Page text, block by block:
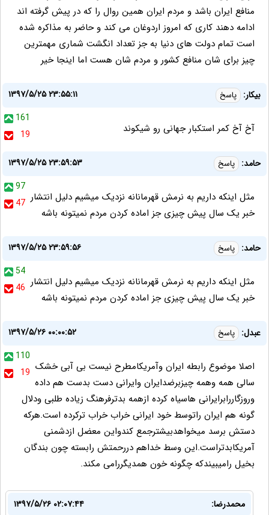
منافع ایران باشد و مردم ایران همین روال را که در پیش گرفته اند
ادامه دهند کاری که امروز اردوغان می کند و حاضر به مذاکره شده
است تمام دولت های دنیا به جز تعداد انگشت شماری مهمترین
چیز برای شان منافع کشور و مردم شان هست اما اینجا خیر
بیکار: پاسخ
۱۳۹۷/۵/۲۵ ۲۳:۵۵:۱۱
161
19
آخ آخ کمر استکبار جهانی رو شیکوند
حامد: پاسخ
۱۳۹۷/۵/۲۵ ۲۳:۵۹:۵۳
97
47 مثل اینکه داریم به نرمش قهرمانانه نزدیک میشیم دلیل انتشار
خبر یک سال پیش چیزی جز اماده کردن مردم نمیتونه باشه
حامد: پاسخ
۱۳۹۷/۵/۲۵ ۲۳:۵۹:۵۶
54
46 مثل اینکه داریم به نرمش قهرمانانه نزدیک میشیم دلیل انتشار
خبر یک سال پیش چیزی جز اماده کردن مردم نمیتونه باشه
عبدل: پاسخ
۱۳۹۷/۵/۲۶ ۰۰:۰۰:۵۲
110
19 اصلا موضوع رابطه ایران وآمریکامطرح نیست بی آبی خشک
سالی همه وهمه چیزبرضدایران وایرانی دست بدست هم داده
وروزگاررابرایرانی هاسیاه کرده ازهمه بدترفرهنگ زیاده طلبی ودلال
گونه هم ایران راتوسط خود ایرانی خراب خراب ترکرده است.هرکه
دستش برسد میخواهدبیشترجمع کندواین معضل ازدشمنی
آمریکابدتراست.این وسط خداهم دررحمتش رابسته چون بندگان
بخیل رامیبیندکه چگونه خون همدیگررامی مکند.
محمدرضا:
۱۳۹۷/۵/۲۶ ۰۲:۰۷:۴۴